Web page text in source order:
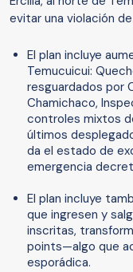
evitar una violación
El plan incluye
Temucuicui:
resguardados por
Chamichaco,
controles mixtos
últimos
da el estado de
emergencia
El plan incluye
que ingresen y
inscritas,
points—algo que
esporádica.